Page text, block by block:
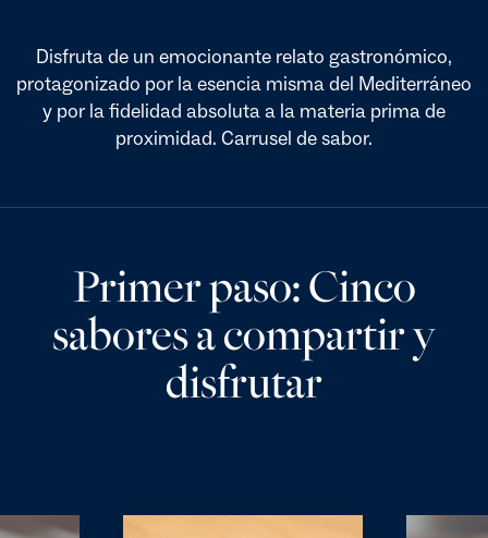
Disfruta de un emocionante relato gastronómico,
protagonizado por la esencia misma del Mediterráneo
y por la fidelidad absoluta a la materia prima de
proximidad. Carrusel de sabor.
Primer paso: Cinco
sabores a compartir y
disfrutar